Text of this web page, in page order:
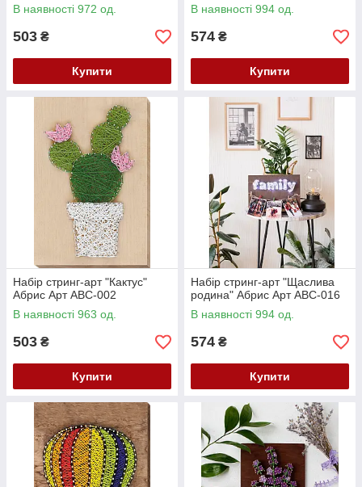
В наявності 972 од.
503 ₴
Купити
В наявності 994 од.
574 ₴
Купити
Набір стринг-арт "Кактус"
Абрис Арт ABC-002
В наявності 963 од.
503 ₴
Купити
Набір стринг-арт "Щаслива
родина" Абрис Арт ABC-016
В наявності 994 од.
574 ₴
Купити